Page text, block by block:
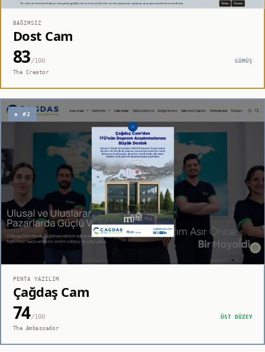
BAĞIMSIZ
Dost Cam
83/100
GÜMÜŞ
The Creator
◈ #2
PENTA YAZILIM
Çağdaş Cam
74/100
ÜST DÜZEY
The Ambassador